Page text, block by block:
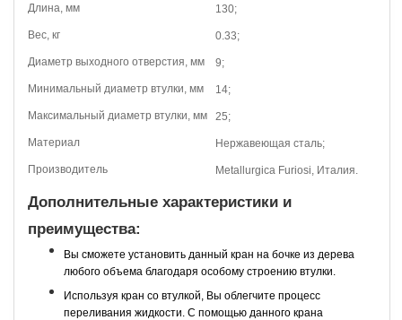
Длина, мм 130;
Вес, кг 0.33;
Диаметр выходного отверстия, мм 9;
Минимальный диаметр втулки, мм 14;
Максимальный диаметр втулки, мм 25;
Материал Нержавеющая сталь;
Производитель Metallurgica Furiosi, Италия.
Дополнительные характеристики и
преимущества:
Вы сможете установить данный кран на бочке из дерева
любого объема благодаря особому строению втулки.
Используя кран со втулкой, Вы облегчите процесс
переливания жидкости. С помощью данного крана